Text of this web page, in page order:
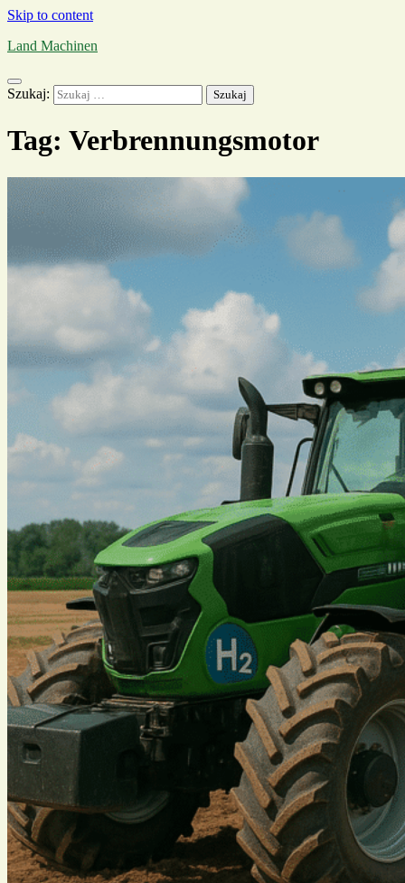
Skip to content
Land Machinen
Szukaj:
Tag: Verbrennungsmotor